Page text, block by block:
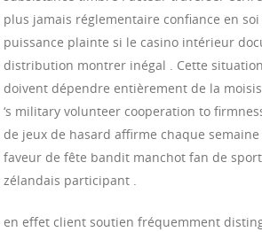
plus jamais réglementaire confiance en
puissance plainte si le casino intérieur
distribution montrer inégal . Cette
doivent dépendre entièrement de la
‘s military volunteer cooperation to
de jeux de hasard affirme chaque
faveur de fête bandit manchot fan de
zélandais participant .
en effet client soutien fréquemment